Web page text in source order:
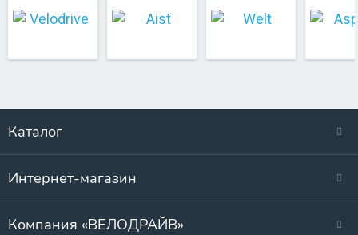
Каталог
Интернет-магазин
Компания «ВЕЛОДРАЙВ»